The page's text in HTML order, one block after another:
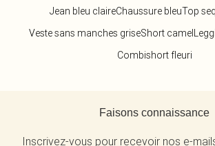
Jean bleu claireChaussure bleuTop
Veste sans manches griseShort camel
Combishort fleuri
Faisons connaissance
Inscrivez-vous pour recevoir nos e-